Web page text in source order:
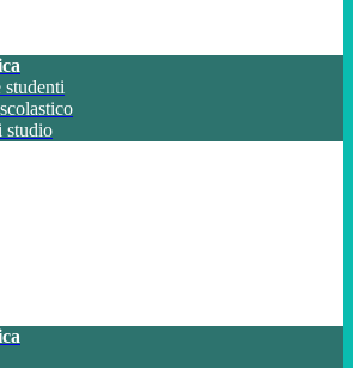
studenti
studio